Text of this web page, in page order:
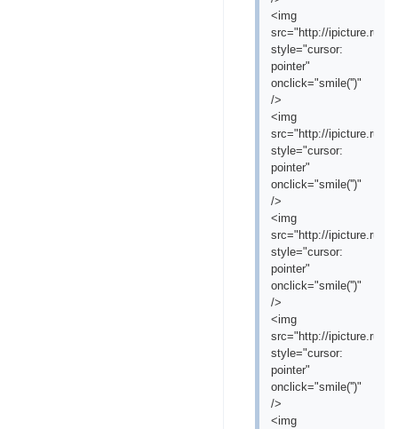
<img
src="http://ipicture.ru/
style="cursor:
pointer"
onclick="smile('')"
/>
<img
src="http://ipicture.ru/
style="cursor:
pointer"
onclick="smile('')"
/>
<img
src="http://ipicture.ru/
style="cursor:
pointer"
onclick="smile('')"
/>
<img
src="http://ipicture.ru/
style="cursor:
pointer"
onclick="smile('')"
/>
<img